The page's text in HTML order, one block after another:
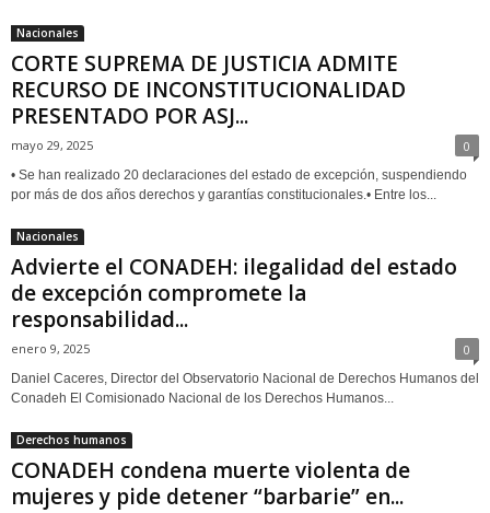
Nacionales
CORTE SUPREMA DE JUSTICIA ADMITE
RECURSO DE INCONSTITUCIONALIDAD
PRESENTADO POR ASJ...
mayo 29, 2025 0
• Se han realizado 20 declaraciones del estado de excepción, suspendiendo
por más de dos años derechos y garantías constitucionales.• Entre los...
Nacionales
Advierte el CONADEH: ilegalidad del estado
de excepción compromete la
responsabilidad...
enero 9, 2025 0
Daniel Caceres, Director del Observatorio Nacional de Derechos Humanos del
Conadeh El Comisionado Nacional de los Derechos Humanos...
Derechos humanos
CONADEH condena muerte violenta de
mujeres y pide detener “barbarie” en...